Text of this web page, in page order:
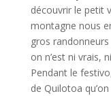
découvrir le petit
montagne nous
gros
on n’est ni vrais,
Pendant le
de Quilotoa